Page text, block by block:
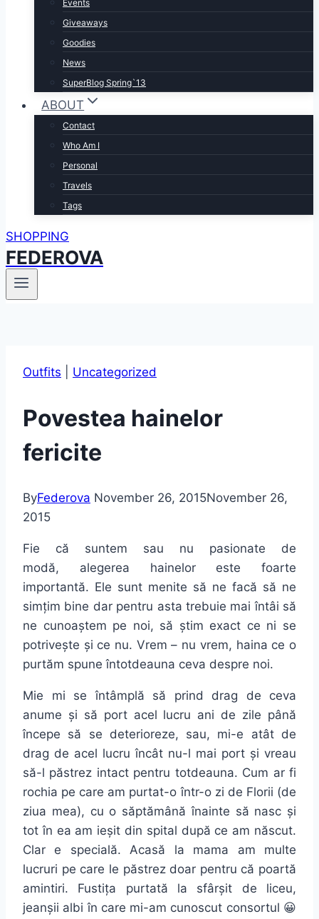
Events
Giveaways
Goodies
News
SuperBlog Spring`13
ABOUT
Contact
Who Am I
Personal
Travels
Tags
SHOPPING
FEDEROVA
Outfits Uncategorized
Povestea hainelor
fericite
ByFederova November 26, 2015November 26,
2015
Fie că suntem sau nu pasionate de
modă, alegerea hainelor este foarte
importantă. Ele sunt menite să ne facă să ne
simțim bine dar pentru asta trebuie mai întâi să
ne cunoaștem pe noi, să știm exact ce ni se
potrivește și ce nu. Vrem – nu vrem, haina ce o
purtăm spune întotdeauna ceva despre noi.
Mie mi se întâmplă să prind drag de ceva
anume și să port acel lucru ani de zile până
începe să se deterioreze, sau, mi-e atât de
drag de acel lucru încât nu-l mai port și vreau
să-l păstrez intact pentru totdeauna. Cum ar fi
rochia pe care am purtat-o într-o zi de Florii (de
ziua mea), cu o săptămână înainte să nasc și
tot în ea am ieșit din spital după ce am născut.
Clar e specială. Acasă la mama am multe
lucruri pe care le păstrez doar pentru că poartă
amintiri. Fustița purtată la sfârșit de liceu,
jeanșii albi în care mi-am cunoscut consortul 😀